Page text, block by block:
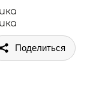
Поделиться